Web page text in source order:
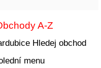
A-Z
Hledej obchod
menu